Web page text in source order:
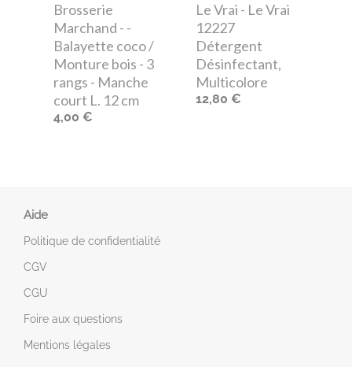
Brosserie
Marchand - -
Balayette coco /
Monture bois - 3
rangs - Manche
court L. 12 cm
4,00 €
Le Vrai - Le Vrai
12227
Détergent
Désinfectant,
Multicolore
12,80 €
Aide
Politique de confidentialité
CGV
CGU
Foire aux questions
Mentions légales